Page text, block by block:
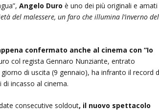
Angelo Duro è uno dei più originali e amati
del malessere, un faro che illumina l’inverno del
confermato anche al cinema con “Io
col regista Gennaro Nunziante, entrato
di uscita (9 gennaio), ha infranto il record
incasso al cinema.
consecutive soldout, il nuovo spettacolo